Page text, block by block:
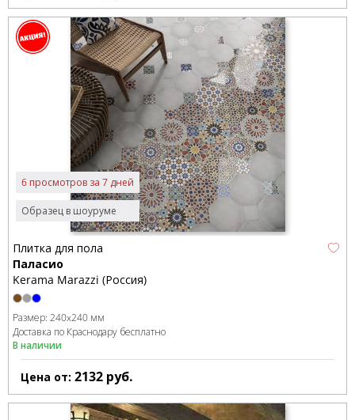
Образец в шоуруме
6 просмотров за 7 дней
Плитка для пола
Паласио
Kerama Marazzi (Россия)
Размер: 240x240 мм
Доставка по Краснодару бесплатно
В наличии
Цена от: 2132 руб.